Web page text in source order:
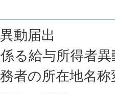
動届出
る給与所得者異
者の所在地名